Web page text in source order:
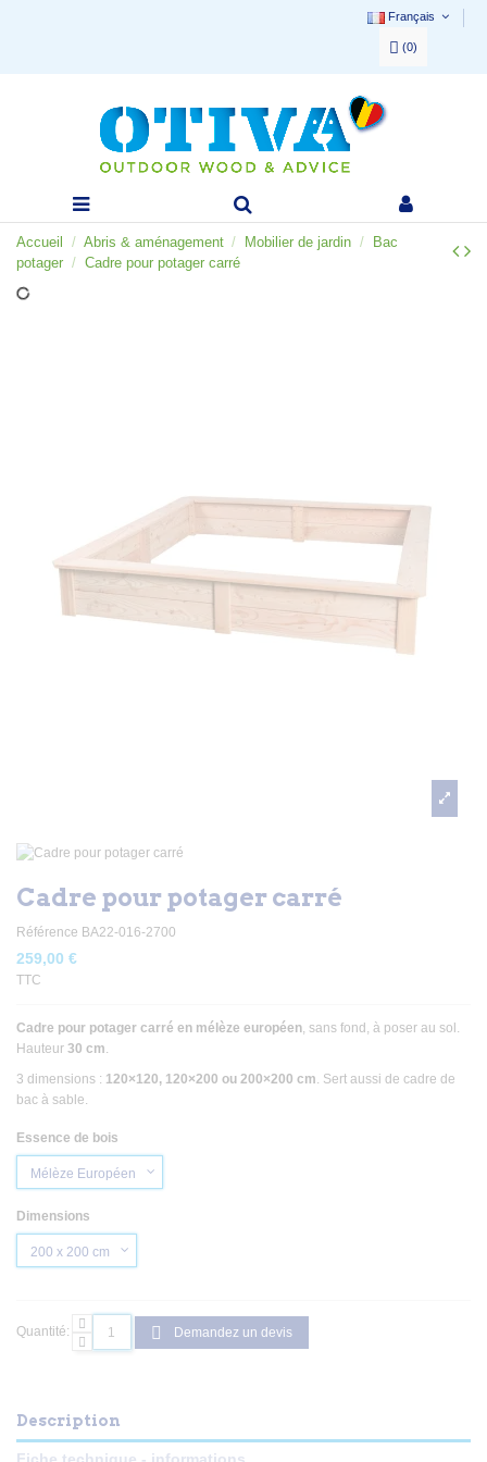
Français
(0)
Accueil Abris & aménagement Mobilier de jardin
Bac
potager
Cadre pour potager carré
Cadre pour potager carré
Référence BA22-016-2700
259,00 €
TTC
Cadre pour potager carré en mélèze européen , sans fond, à poser au sol.
Hauteur 30 cm
3 dimensions : 120×120, 120×200 ou 200×200 cm. Sert aussi de cadre de
bac à sable.
Essence de bois
Dimensions
Quantité: Demandez un devis
Description
Fiche technique - informations